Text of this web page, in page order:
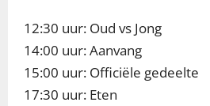
12:30 uur: Oud vs Jong
14:00 uur: Aanvang
15:00 uur: Officiële gedeelte
17:30 uur: Eten